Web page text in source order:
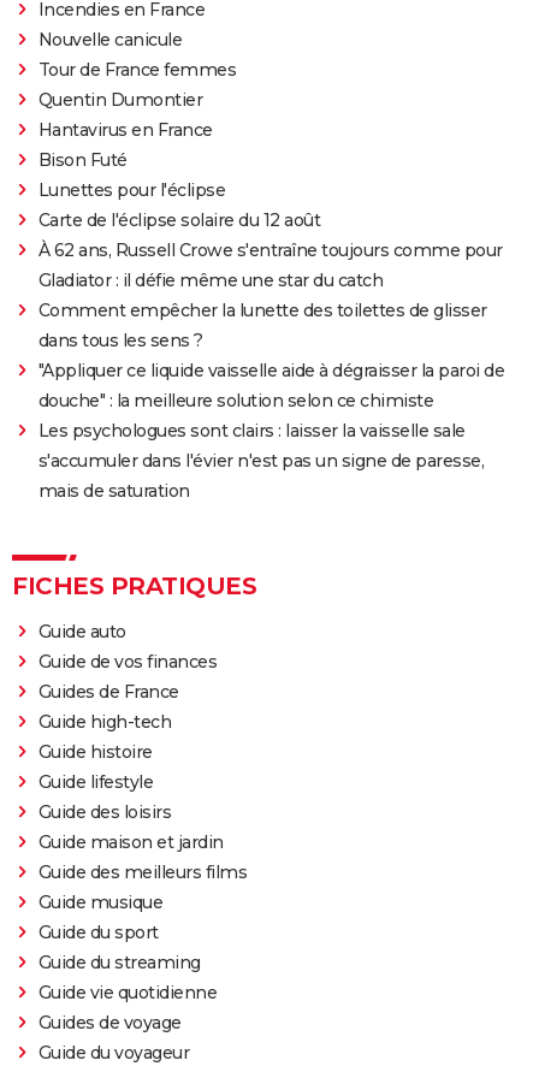
Doctor Strange 2 : que signifient les scènes post-
génériques ? On vous explique
Gladiator 2 : pourquoi cette suite risque-t-elle de
diviser les fans du film culte ?
Kraven le chasseur : le film Marvel s'offre une
sanglante bande-annonce, quelle date de sortie ?
Thunderbolts* : le dernier film Marvel vaut-il le
coup ? Les critiques sont (presque) unanimes
Mad Max Fury Road : synopsis, casting, bande-
John Wick 4 : casting, avis, critiques, suite, séances,
streaming...
Black Panther 2 : de quoi est mort l'acteur Chadwick
Boseman ?
Road" ? Notre critique
The Batman : intrigue, casting, avis, streaming,
bande-annonce...
Piège de cristal
Batman v Superman : le crossover de super-héros a-
t-il une suite ?
Morbius : y a-t-il une scène post-générique à la fin du
film ?
streaming et à quel prix ?
Les Éternels : que signifient les scènes post-
générique ? Explications
The Suicide Squad : synopsis, casting, bande-
annonce, seances, streaming...
Kingsman 3 : date, casting.... Ce que l'on sait sur le
film
Incendies en France
Nouvelle canicule
Tour de France femmes
Quentin Dumontier
Hantavirus en France
Bison Futé
Lunettes pour l'éclipse
Carte de l'éclipse solaire du 12 août
À 62 ans, Russell Crowe s'entraîne toujours comme pour
Gladiator : il défie même une star du catch
Comment empêcher la lunette des toilettes de glisser
dans tous les sens ?
"Appliquer ce liquide vaisselle aide à dégraisser la paroi de
douche" : la meilleure solution selon ce chimiste
Les psychologues sont clairs : laisser la vaisselle sale
s'accumuler dans l'évier n'est pas un signe de paresse,
mais de saturation
FICHES PRATIQUES
Guide auto
Guide de vos finances
Guides de France
Guide high-tech
Guide histoire
Guide lifestyle
Guide des loisirs
Guide maison et jardin
Guide des meilleurs films
Guide musique
Guide du sport
Guide du streaming
Guide vie quotidienne
Guides de voyage
Guide du voyageur